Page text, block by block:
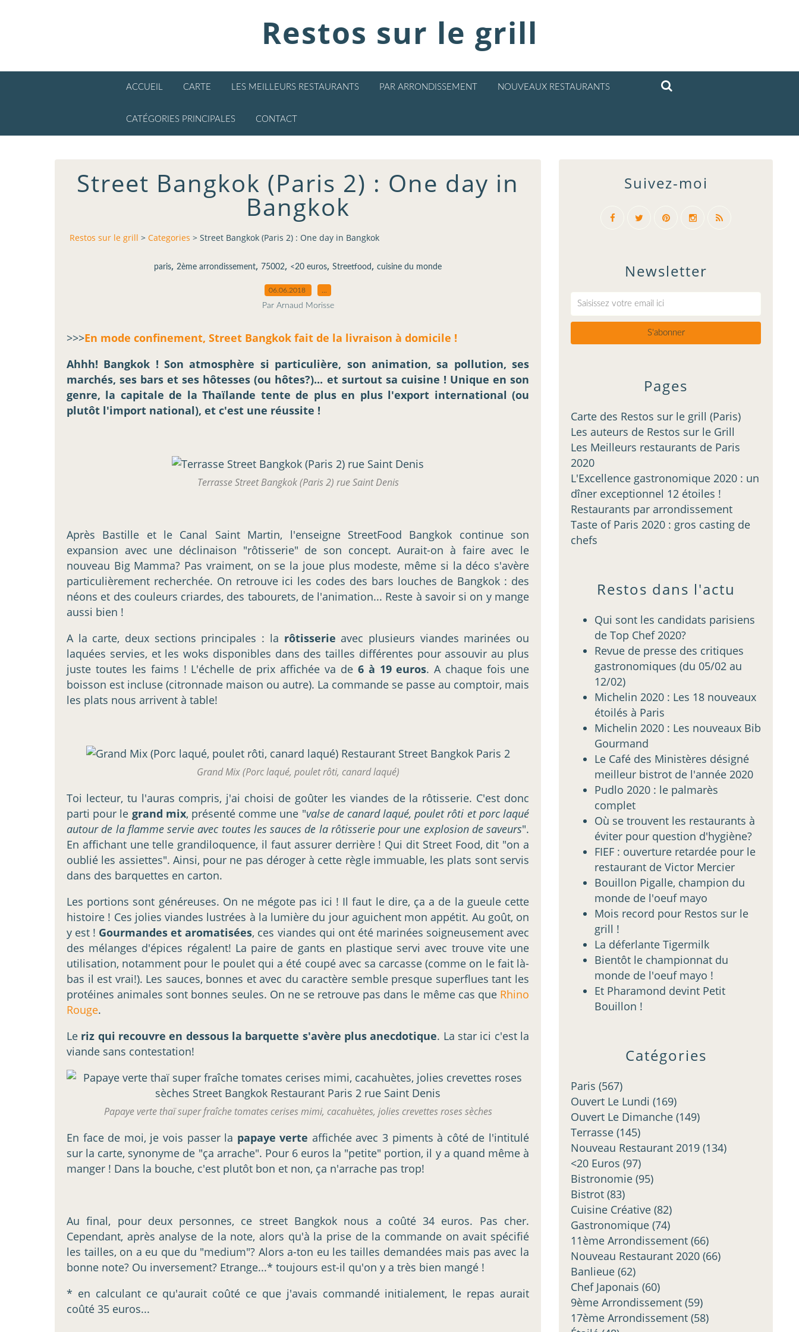
Restos sur le grill
ACCUEIL CARTE LES MEILLEURS RESTAURANTS PAR ARRONDISSEMENT NOUVEAUX RESTAURANTS
CATÉGORIES PRINCIPALES CONTACT
Street Bangkok (Paris 2) : One day in
Bangkok
Restos sur le grill > Categories > Street Bangkok (Paris 2) : One day in Bangkok
paris, 2ème arrondissement, 75002, <20 euros, Streetfood , cuisine du monde
06.06.2018
Par Arnaud Morisse
>>>En mode confinement, Street Bangkok fait de la livraison à domicile !
Ahhh! Bangkok ! Son atmosphère si particulière, son animation, sa pollution, ses
marchés, ses bars et ses hôtesses (ou hôtes?)... et surtout sa cuisine ! Unique en son
genre, la capitale de la Thaïlande tente de plus en plus l'export international (ou
plutôt l'import national), et c'est une réussite !
Terrasse Street Bangkok (Paris 2) rue Saint Denis
Après Bastille et le Canal Saint Martin, l'enseigne StreetFood Bangkok continue son
expansion avec une déclinaison "rôtisserie" de son concept. Aurait-on à faire avec le
nouveau Big Mamma? Pas vraiment, on se la joue plus modeste, même si la déco s'avère
particulièrement recherchée. On retrouve ici les codes des bars louches de Bangkok : des
néons et des couleurs criardes, des tabourets, de l'animation... Reste à savoir si on y mange
aussi bien !
A la carte, deux sections principales : la rôtisserie avec plusieurs viandes marinées ou
laquées servies, et les woks disponibles dans des tailles différentes pour assouvir au plus
juste toutes les faims ! L'échelle de prix affichée va de 6 à 19 euros. A chaque fois une
boisson est incluse (citronnade maison ou autre). La commande se passe au comptoir, mais
les plats nous arrivent à table!
Grand Mix (Porc laqué, poulet rôti, canard laqué)
Toi lecteur, tu l'auras compris, j'ai choisi de goûter les viandes de la rôtisserie. C'est donc
parti pour le grand mix, présenté comme une "valse de canard laqué, poulet rôti et porc laqué
autour de la flamme servie avec toutes les sauces de la rôtisserie pour une explosion de saveurs".
En affichant une telle grandiloquence, il faut assurer derrière ! Qui dit Street Food, dit "on a
oublié les assiettes". Ainsi, pour ne pas déroger à cette règle immuable, les plats sont servis
dans des barquettes en carton.
Les portions sont généreuses. On ne mégote pas ici ! Il faut le dire, ça a de la gueule cette
histoire ! Ces jolies viandes lustrées à la lumière du jour aguichent mon appétit. Au goût, on
y est ! Gourmandes et aromatisées, ces viandes qui ont été marinées soigneusement avec
des mélanges d'épices régalent! La paire de gants en plastique servi avec trouve vite une
utilisation, notamment pour le poulet qui a été coupé avec sa carcasse (comme on le fait là-
bas il est vrai!). Les sauces, bonnes et avec du caractère semble presque superflues tant les
protéines animales sont bonnes seules. On ne se retrouve pas dans le même cas que Rhino
Rouge.
Le riz qui recouvre en dessous la barquette s'avère plus anecdotique. La star ici c'est la
viande sans contestation!
Papaye verte thaï super fraîche tomates cerises mimi, cacahuètes, jolies crevettes roses sèches
En face de moi, je vois passer la papaye verte affichée avec 3 piments à côté de l'intitulé
sur la carte, synonyme de "ça arrache". Pour 6 euros la "petite" portion, il y a quand même à
manger ! Dans la bouche, c'est plutôt bon et non, ça n'arrache pas trop!
Au final, pour deux personnes, ce street Bangkok nous a coûté 34 euros. Pas cher.
Cependant, après analyse de la note, alors qu'à la prise de la commande on avait spécifié
les tailles, on a eu que du "medium"? Alors a-ton eu les tailles demandées mais pas avec la
bonne note? Ou inversement? Etrange...* toujours est-il qu'on y a très bien mangé !
* en calculant ce qu'aurait coûté ce que j'avais commandé initialement, le repas aurait
coûté 35 euros...
Newsletter
Catégories
Paris (567)
Ouvert Le Lundi (169)
Ouvert Le Dimanche (149)
Terrasse (145)
Nouveau Restaurant 2019 (134)
<20 Euros (97)
Bistronomie (95)
Bistrot (83)
Cuisine Créative (82)
Gastronomique (74)
11ème Arrondissement (66)
Nouveau Restaurant 2020 (66)
Banlieue (62)
Chef Japonais (60)
9ème Arrondissement (59)
17ème Arrondissement (58)
Pages
Carte des Restos sur le grill (Paris)
Les auteurs de Restos sur le Grill
Les Meilleurs restaurants de Paris
2020
L'Excellence gastronomique 2020 : un
dîner exceptionnel 12 étoiles !
Restaurants par arrondissement
Taste of Paris 2020 : gros casting de
chefs
Suivez-moi
Restos dans l'actu
Qui sont les candidats parisiens
de Top Chef 2020?
Revue de presse des critiques
gastronomiques (du 05/02 au
12/02)
Michelin 2020 : Les 18 nouveaux
étoilés à Paris
Michelin 2020 : Les nouveaux Bib
Gourmand
Le Café des Ministères désigné
meilleur bistrot de l'année 2020
Pudlo 2020 : le palmarès
complet
Où se trouvent les restaurants à
éviter pour question d'hygiène?
FIEF : ouverture retardée pour le
restaurant de Victor Mercier
Bouillon Pigalle, champion du
monde de l'oeuf mayo
Mois record pour Restos sur le
grill !
La déferlante Tigermilk
Bientôt le championnat du
monde de l'oeuf mayo !
Et Pharamond devint Petit
Bouillon !